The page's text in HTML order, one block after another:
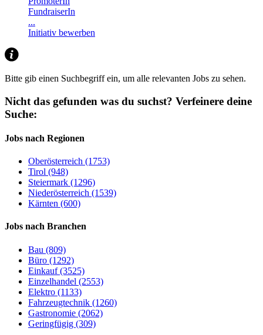
FundraiserIn
...
Initiativ bewerben
Bitte gib einen Suchbegriff ein, um alle relevanten Jobs zu sehen.
Nicht das gefunden was du suchst? Verfeinere deine
Suche:
Jobs nach Regionen
Oberösterreich (1753)
Tirol (948)
Steiermark (1296)
Niederösterreich (1539)
Kärnten (600)
Jobs nach Branchen
Bau (809)
Büro (1292)
Einkauf (3525)
Einzelhandel (2553)
Elektro (1133)
Fahrzeugtechnik (1260)
Gastronomie (2062)
Geringfügig (309)